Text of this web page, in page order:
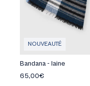
NOUVEAUTÉ
Bandana - laine
65,00€